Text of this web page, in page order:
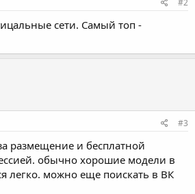
сети. Самый топ -
размещение и бесплатной
обычно хорошие модели в
легко. можно еще поискать в ВК